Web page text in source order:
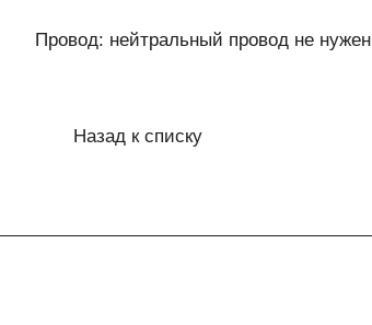
Провод: нейтральный провод не нужен
Назад к списку